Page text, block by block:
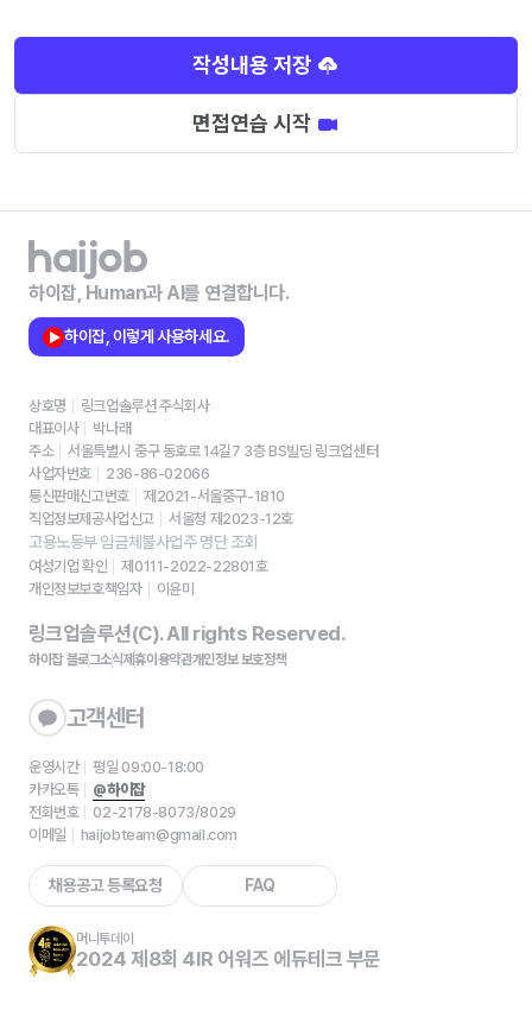
작성내용 저장
면접연습 시작
하이잡, Human과 AI를 연결합니다.
하이잡, 이렇게 사용하세요.
상호명
링크업솔루션 주식회사
대표이사
박나래
주소
서울특별시 중구 동호로 14길7 3층 BS빌딩 링크업센터
사업자번호
236-86-02066
통신판매신고번호
제2021-서울중구-1810
직업정보제공사업신고
서울청 제2023-12호
고용노동부 임금체불사업주 명단 조회
여성기업 확인
제0111-2022-22801호
개인정보보호책임자
이윤미
링크업솔루션(C). All rights Reserved.
하이잡 블로그소식제휴이용약관개인정보 보호정책
고객센터
운영시간
평일 09:00-18:00
카카오톡
@하이잡
전화번호
02-2178-8073/8029
이메일
haijobteam@gmail.com
채용공고 등록요청 FAQ
머니투데이
2024 제8회 4IR 어워즈 에듀테크 부문